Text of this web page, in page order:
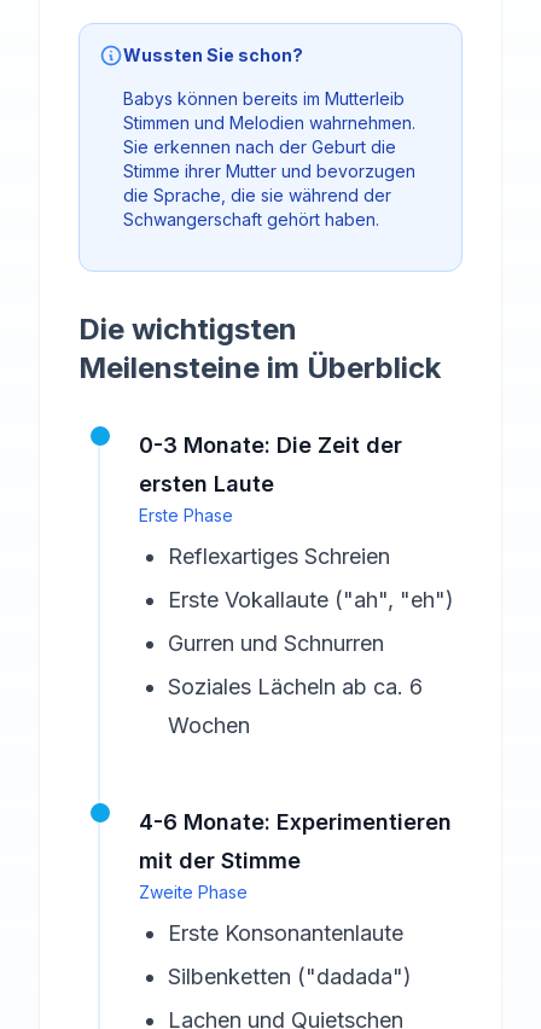
Wussten Sie schon?
Babys können bereits im Mutterleib
Stimmen und Melodien wahrnehmen.
Sie erkennen nach der Geburt die
Stimme ihrer Mutter und bevorzugen
die Sprache, die sie während der
Schwangerschaft gehört haben.
Die wichtigsten
Meilensteine im Überblick
0-3 Monate: Die Zeit der
ersten Laute
Erste Phase
Reflexartiges Schreien
Erste Vokallaute ("ah", "eh")
Gurren und Schnurren
Soziales Lächeln ab ca. 6
Wochen
4-6 Monate: Experimentieren
mit der Stimme
Zweite Phase
Erste Konsonantenlaute
Silbenketten ("dadada")
Lachen und Quietschen